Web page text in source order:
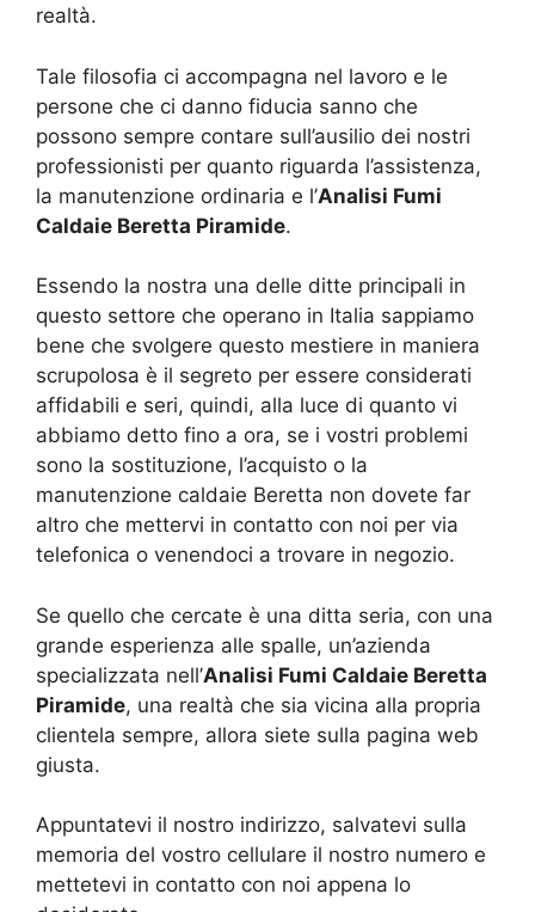
realtà.
Tale filosofia ci accompagna nel lavoro e le
persone che ci danno fiducia sanno che
possono sempre contare sull’ausilio dei nostri
professionisti per quanto riguarda l’assistenza,
la manutenzione ordinaria e l’Analisi Fumi
Caldaie Beretta Piramide.
Essendo la nostra una delle ditte principali in
questo settore che operano in Italia sappiamo
bene che svolgere questo mestiere in maniera
scrupolosa è il segreto per essere considerati
affidabili e seri, quindi, alla luce di quanto vi
abbiamo detto fino a ora, se i vostri problemi
sono la sostituzione, l’acquisto o la
manutenzione caldaie Beretta non dovete far
altro che mettervi in contatto con noi per via
telefonica o venendoci a trovare in negozio.
Se quello che cercate è una ditta seria, con una
grande esperienza alle spalle, un’azienda
specializzata nell’Analisi Fumi Caldaie Beretta
Piramide, una realtà che sia vicina alla propria
clientela sempre, allora siete sulla pagina web
giusta.
Appuntatevi il nostro indirizzo, salvatevi sulla
memoria del vostro cellulare il nostro numero e
mettetevi in contatto con noi appena lo